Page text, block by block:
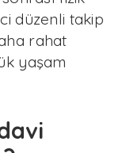
düzenli takip
rahat
yaşam